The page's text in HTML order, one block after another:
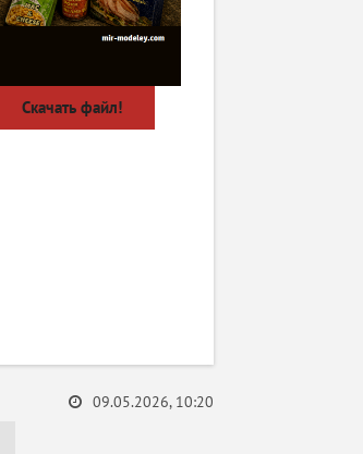
Скачать файл!
09.05.2026, 10:20